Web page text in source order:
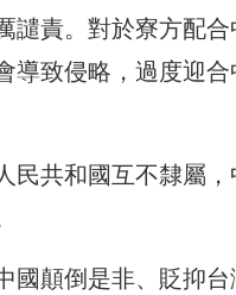
譴責。對於寮方配
導致侵略，過度迎
民共和國互不隸屬
國顛倒是非、貶抑